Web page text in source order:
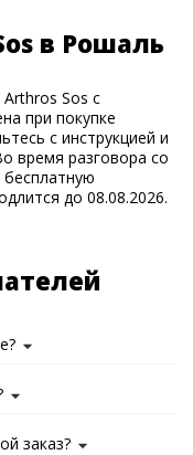
в Рошаль
Sos с
при покупке
с инструкцией и
время разговора со
до 08.08.2026.
заказ?